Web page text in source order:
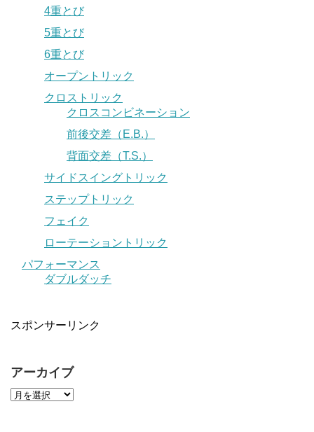
4重とび
5重とび
6重とび
オープントリック
クロストリック
クロスコンビネーション
前後交差（E.B.）
背面交差（T.S.）
サイドスイングトリック
ステップトリック
フェイク
ローテーショントリック
パフォーマンス
ダブルダッチ
スポンサーリンク
アーカイブ